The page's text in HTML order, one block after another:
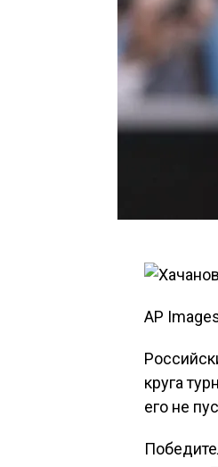
AP
круга
его не